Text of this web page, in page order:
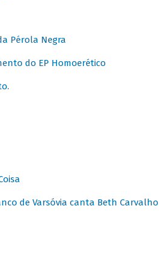
Pérola Negra
do EP Homoerético
de Varsóvia canta Beth Carvalho